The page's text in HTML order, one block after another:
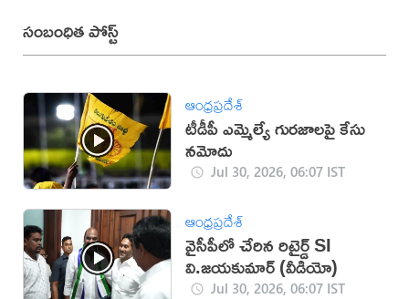
సంబంధిత పోస్ట్
ఆంధ్రప్రదేశ్
టీడీపీ ఎమ్మెల్యే గురజాలపై కేసు
న‌మోదు
Jul 30, 2026, 06:07 IST
ఆంధ్రప్రదేశ్
వైసీపీలో చేరిన రిటైర్డ్ SI
వి.జయకుమార్ (వీడియో)
Jul 30, 2026, 06:07 IST